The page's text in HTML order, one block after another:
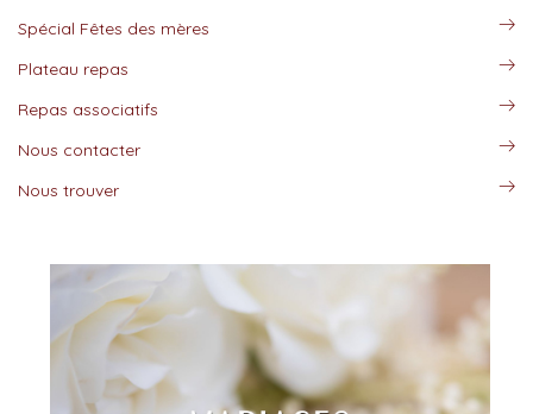
Spécial Fêtes des mères
Plateau repas
Repas associatifs
Nous contacter
Nous trouver